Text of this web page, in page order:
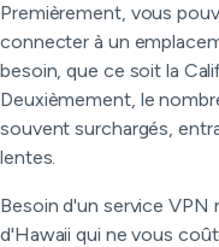
Premièrement, vous
connecter à un
besoin, que ce soit la
Deuxièmement, le
souvent surchargés,
lentes.
Besoin d'un service VPN
d'Hawaii qui ne vous